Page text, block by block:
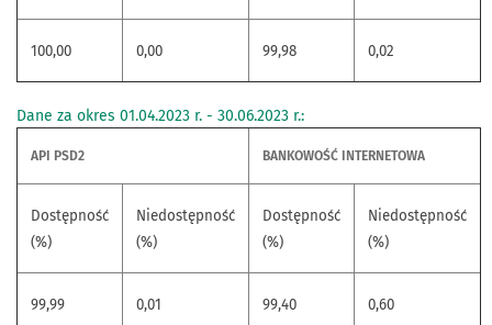
100,00 0,00 99,98 0,02
Dane za okres 01.04.2023 r. - 30.06.2023 r.:
API PSD2 BANKOWOŚĆ INTERNETOWA
Dostępność
(%)
Niedostępność
(%)
Dostępność
(%)
Niedostępność
(%)
99,99 0,01 99,40 0,60